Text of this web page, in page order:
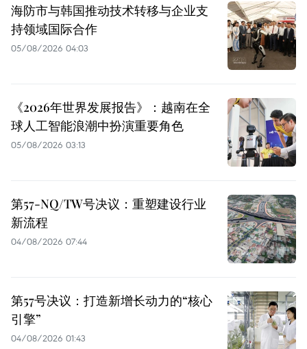
海防市与韩国推动技术转移与企业支
持领域国际合作
05/08/2026 04:03
《2026年世界发展报告》：越南在全
球人工智能浪潮中扮演重要角色
05/08/2026 03:13
第57-NQ/TW号决议：重塑建设行业
新流程
04/08/2026 07:44
第57号决议：打造新增长动力的“核心
引擎”
04/08/2026 01:43